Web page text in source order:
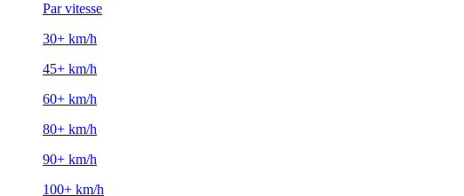
Par vitesse
30+ km/h
45+ km/h
60+ km/h
80+ km/h
90+ km/h
100+ km/h